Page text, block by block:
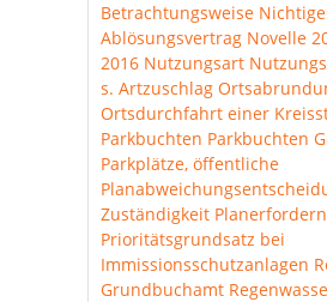
Betrachtungsweise
Ablösungsvertrag Novelle
2016 Nutzungsart
s. Artzuschlag
Ortsdurchfahrt einer
Parkbuchten Parkbuchten
Parkplätze, öffentliche
Zuständigkeit
Prioritätsgrundsatz bei
Immissionsschutzanlagen
Grundbuchamt